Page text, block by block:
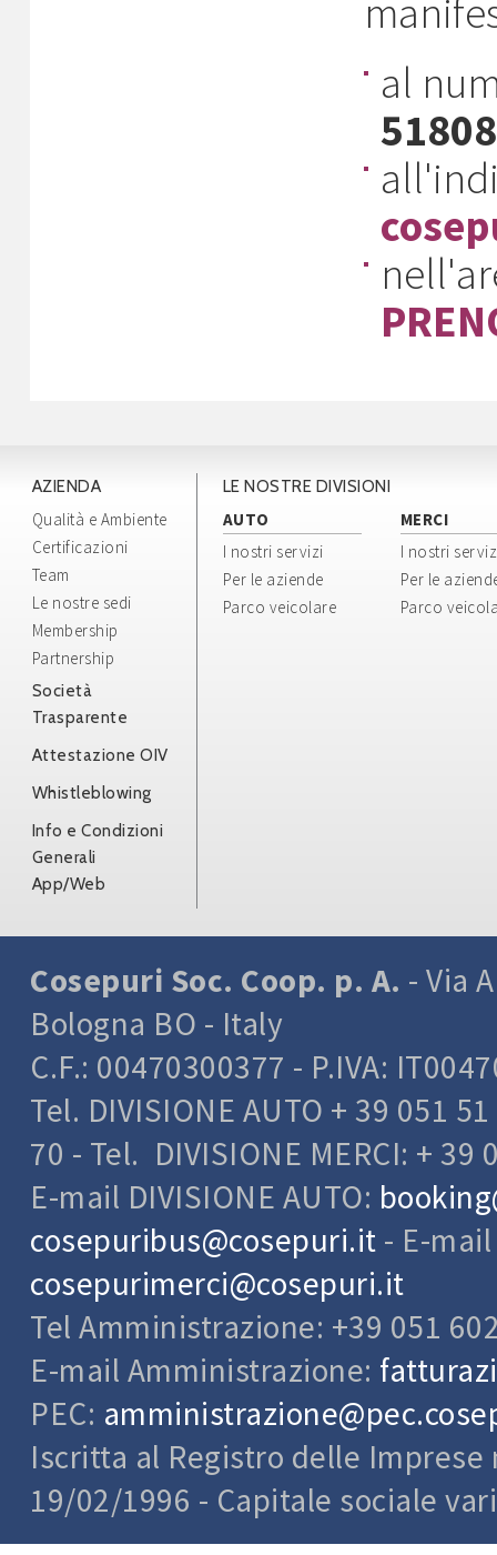
al
AZIENDA
Qualità e Ambiente
Certificazioni
Team
Le nostre sedi
Membership
Partnership
Società
Trasparente
Attestazione OIV
Whistleblowing
Info e Condizioni
Generali
App/Web
LE NOSTRE DIVISIONI
AUTO
I nostri servizi
Per le aziende
Parco veicolare
MERCI
I nostri
Per le
Parco
Cosepuri Soc. Coop. p. A. - Via
Bologna BO - Italy
C.F.: 00470300377 - P.IVA:
Tel. DIVISIONE AUTO + 39 051
70 - Tel. DIVISIONE MERCI: + 39
E-mail DIVISIONE AUTO:
cosepuribus@cosepuri.it - E-mail
cosepurimerci@cosepuri.it
Tel Amministrazione: +39 051
E-mail Amministrazione:
PEC:
Iscritta al Registro delle Imprese
19/02/1996 - Capitale sociale